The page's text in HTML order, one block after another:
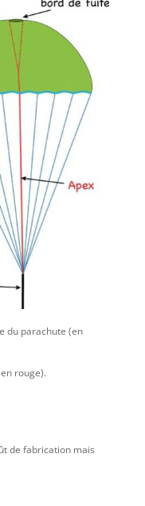
du parachute (en
rouge).
de fabrication mais